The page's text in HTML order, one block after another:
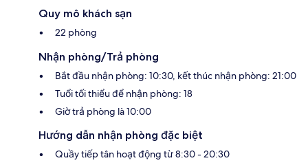
Quy mô khách sạn
22 phòng
Nhận phòng/Trả phòng
Bắt đầu nhận phòng: 10:30, kết thúc nhận phòng: 21:00
Tuổi tối thiểu để nhận phòng: 18
Giờ trả phòng là 10:00
Hướng dẫn nhận phòng đặc biệt
Quầy tiếp tân hoạt động từ 8:30 - 20:30